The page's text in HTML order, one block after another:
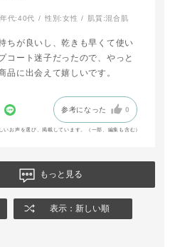
年代:40代 性別:女性 肌質:混合肌
ちが良いし、乾きも早くて使い
コート迷子だったので、やっと
品に出会えて嬉しいです。
参考になった 0
いお声を選び、掲載しています。（一部、編集も含む）
もっと見る
表示：新しい順